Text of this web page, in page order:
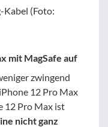
Kabel (Foto:
mit MagSafe auf
zwingend
12 Pro Max
12 Pro Max ist
nicht ganz